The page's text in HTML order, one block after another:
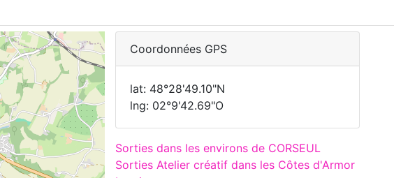
Coordonnées GPS
lat: 48°28'49.10"N
lng: 02°9'42.69"O
Sorties dans les environs de CORSEUL
Sorties Atelier créatif dans les Côtes d'Armor